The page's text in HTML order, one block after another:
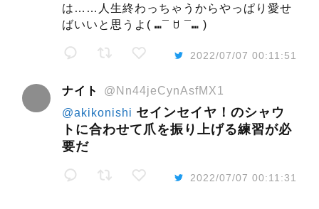
は……人生終わっちゃうからやっぱり愛せ
ばいいと思うよ( ⑉¯ ꇴ ¯⑉ )
2022/07/07 00:11:51
ナイト
@Nn44jeCynAsfMX1
@akikonishi セインセイヤ！のシャウ
トに合わせて爪を振り上げる練習が必
要だ
2022/07/07 00:11:31